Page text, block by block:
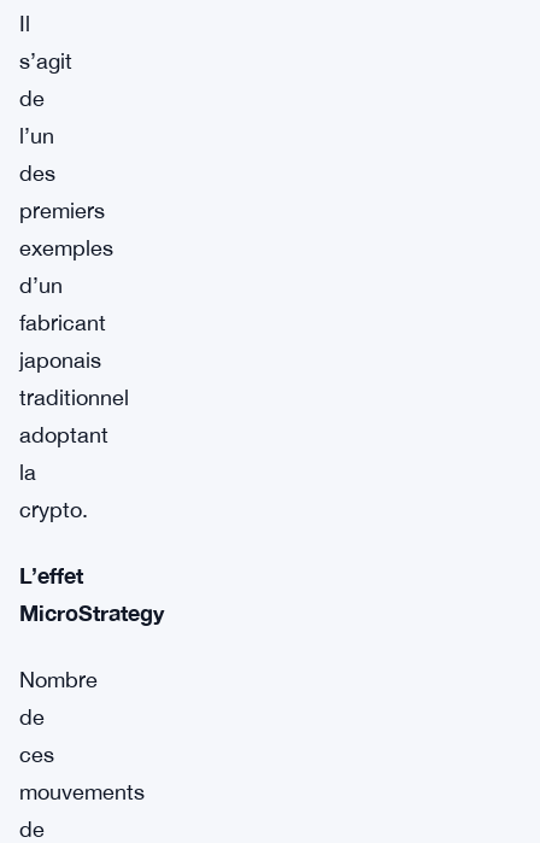
Il
s’agit
de
l’un
des
premiers
exemples
d’un
fabricant
japonais
traditionnel
adoptant
la
crypto.
L’effet
MicroStrategy
Nombre
de
ces
mouvements
de